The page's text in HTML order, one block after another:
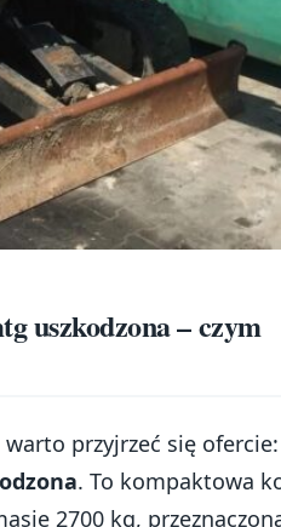
uszkodzona – czym
przyjrzeć się ofercie:
. To kompaktowa
2700 kg,